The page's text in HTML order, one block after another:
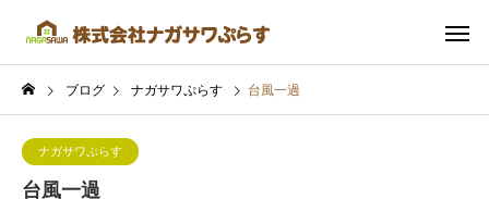
ブログ ナガサワぷらす 台風一過
ナガサワぷらす
台風一過